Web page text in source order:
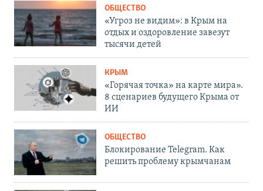
ОБЩЕСТВО
«Угроз не видим»: в Крым на
отдых и оздоровление завезут
тысячи детей
КРЫМ
«Горячая точка» на карте мира».
8 сценариев будущего Крыма от
ИИ
ОБЩЕСТВО
Блокирование Telegram. Как
решить проблему крымчанам